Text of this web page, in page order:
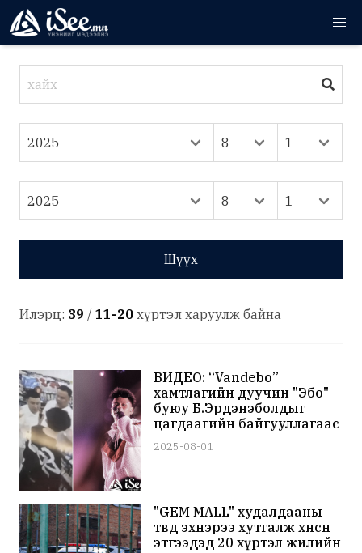
Шүүх
Илэрц: 39 / 11-20 хүртэл харуулж байна
ВИДЕО: “Vandebo”
хамтлагийн дуучин "Эбо"
буюу Б.Эрдэнэболдыг
цагдаагийн байгууллагаас
шалгаж эхэлжээ
2025-08-01
"GEM MALL" худалдааны
төвд эхнэрээ хутгалж хөнөөсөн
этгээдэд 20 хүртэл жилийн